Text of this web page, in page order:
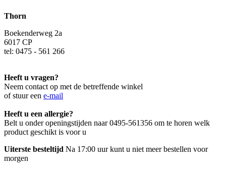
Thorn
Boekenderweg 2a
6017 CP
tel: 0475 - 561 266
Heeft u vragen?
Neem contact op met de betreffende winkel
of stuur een e-mail
Heeft u een allergie?
Belt u onder openingstijden naar 0495-561356 om te horen welk
product geschikt is voor u
Uiterste besteltijd Na 17:00 uur kunt u niet meer bestellen voor
morgen